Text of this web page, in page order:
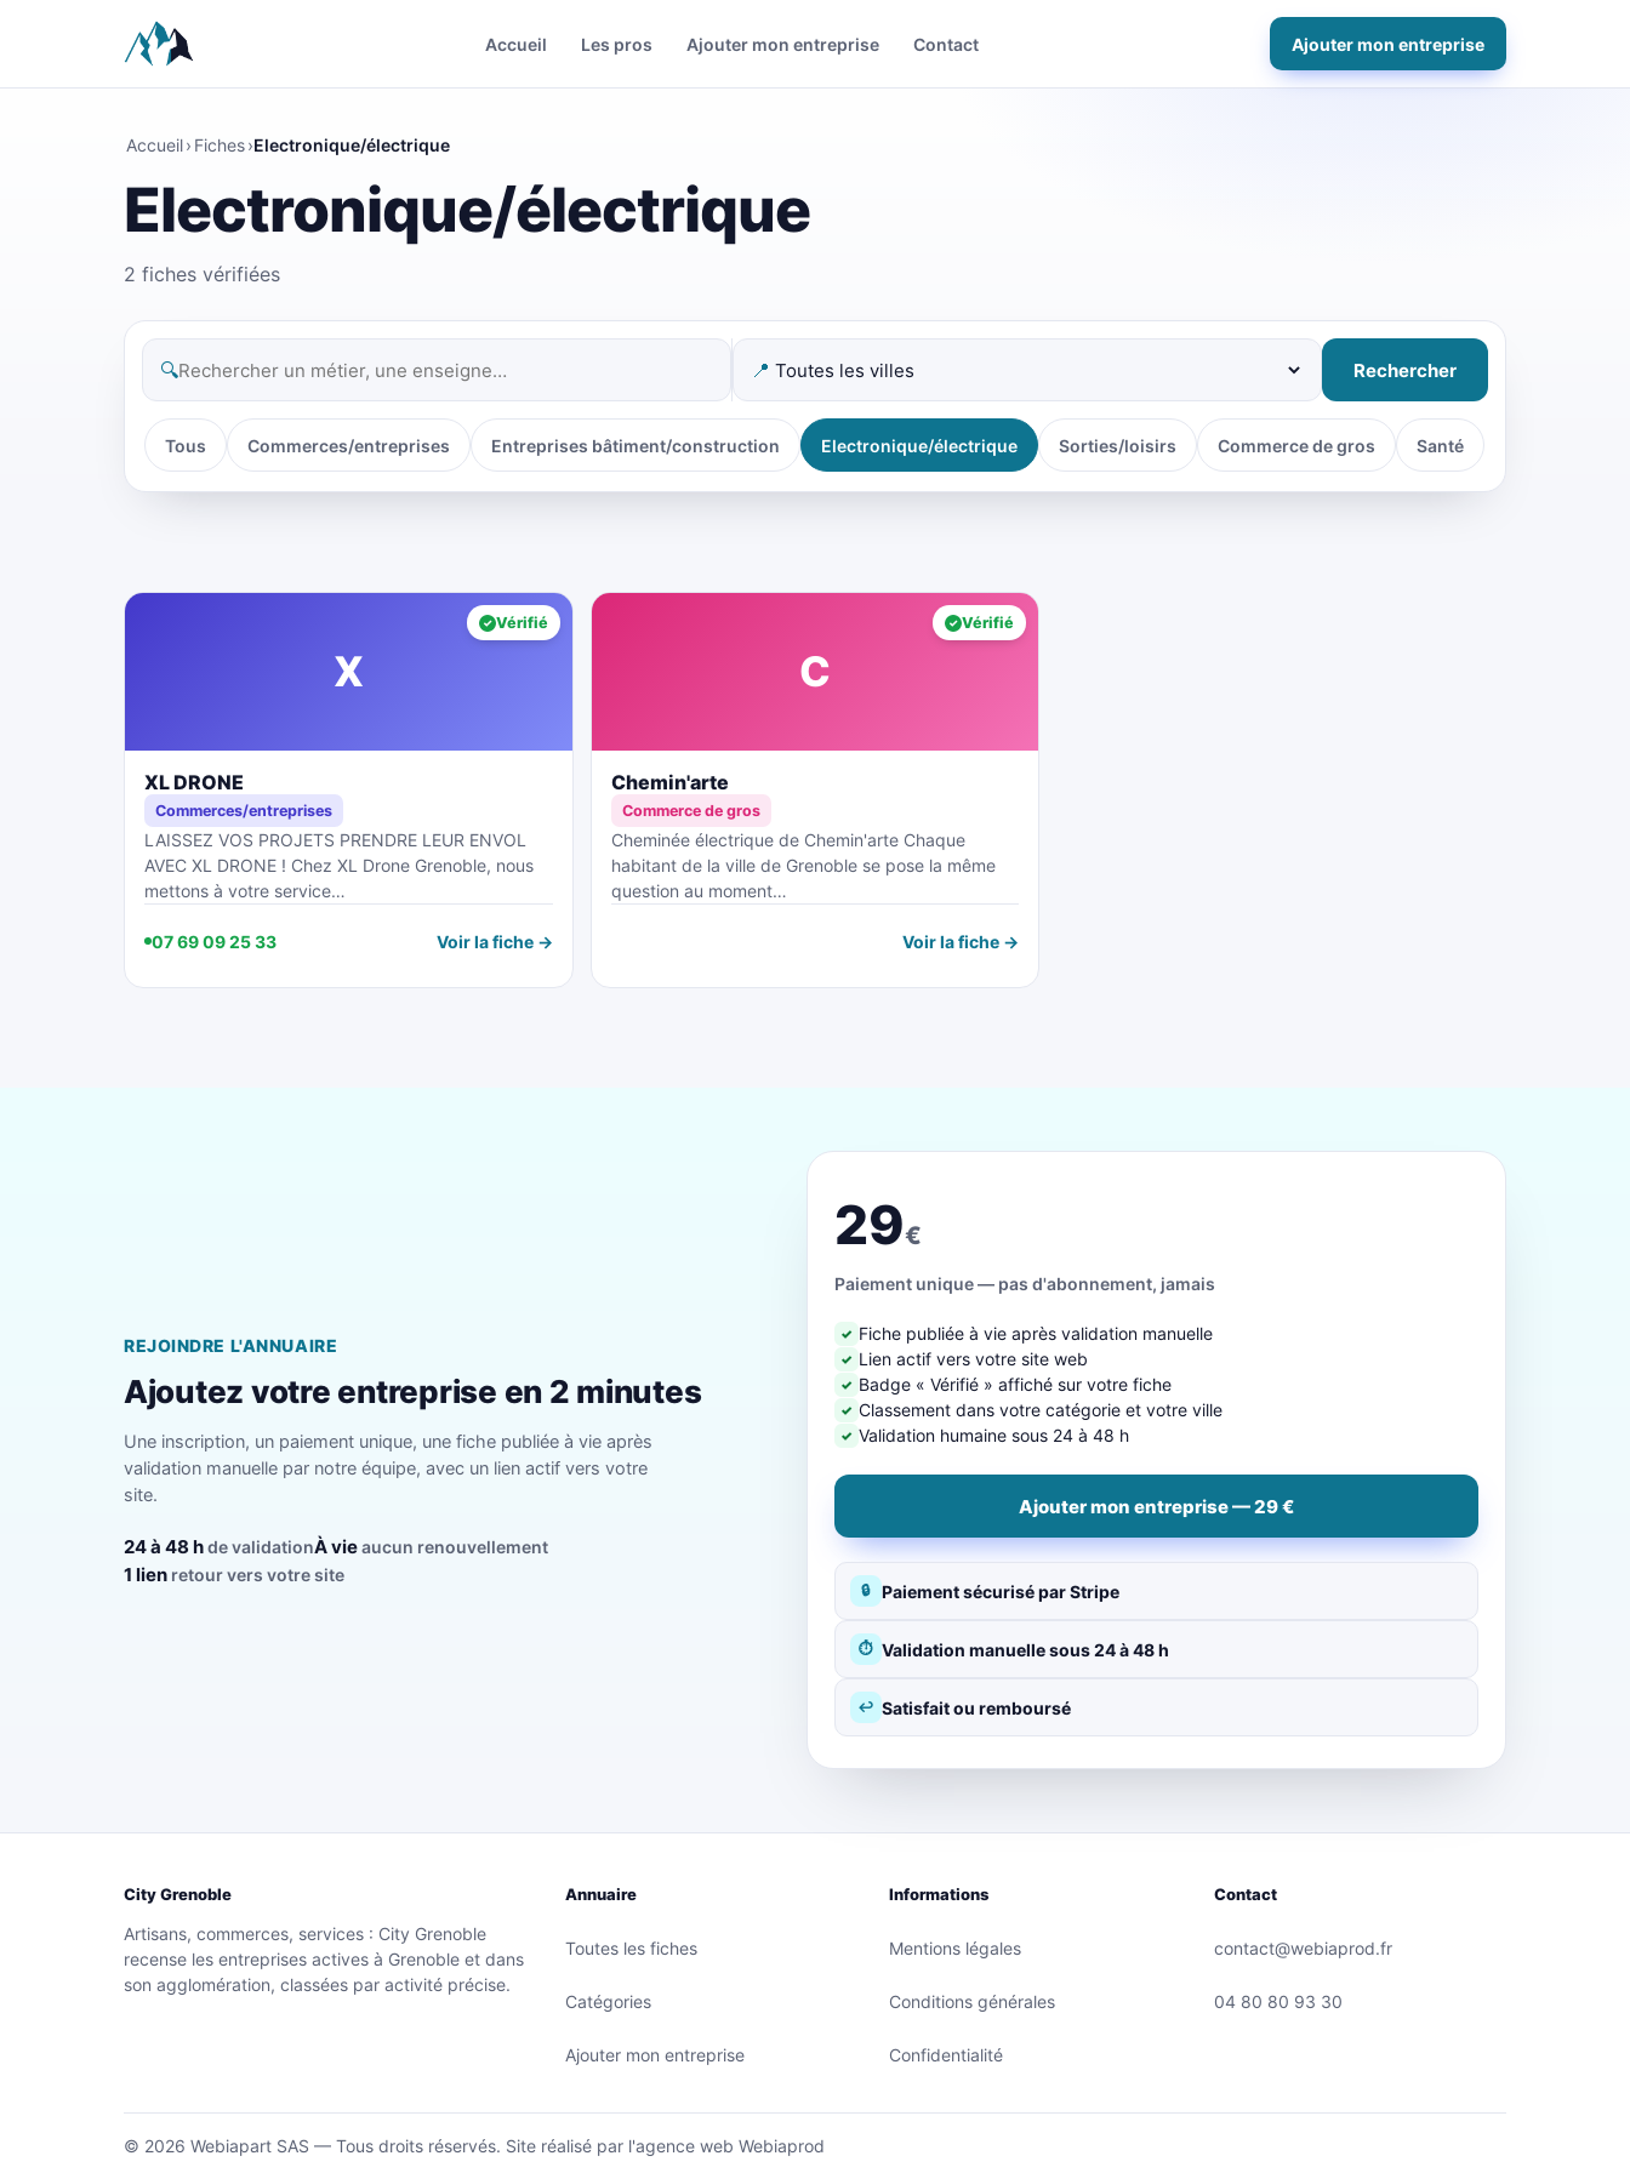
Accueil Les pros Ajouter mon entreprise Contact Ajouter mon entreprise
Accueil› Fiches›Electronique/électrique
Electronique/électrique
2 fiches vérifiées
🔍 📍 Rechercher
Tous Commerces/entreprises Entreprises bâtiment/construction Electronique/électrique Sorties/loisirs Commerce de gros Santé
X
Vérifié
XL DRONE
Commerces/entreprises
LAISSEZ VOS PROJETS PRENDRE LEUR ENVOL
AVEC XL DRONE ! Chez XL Drone Grenoble, nous
mettons à votre service…
07 69 09 25 33 Voir la fiche →
C
Vérifié
Chemin'arte
Commerce de gros
Cheminée électrique de Chemin'arte Chaque
habitant de la ville de Grenoble se pose la même
question au moment…
Voir la fiche →
REJOINDRE L'ANNUAIRE
Ajoutez votre entreprise en 2 minutes
Une inscription, un paiement unique, une fiche publiée à vie après
validation manuelle par notre équipe, avec un lien actif vers votre
site.
24 à 48 hde validationÀ vieaucun renouvellement
1 lien retour vers votre site
29€
Paiement unique — pas d'abonnement, jamais
✓ Fiche publiée à vie après validation manuelle
✓ Lien actif vers votre site web
✓ Badge « Vérifié » affiché sur votre fiche
✓ Classement dans votre catégorie et votre ville
✓ Validation humaine sous 24 à 48 h
Ajouter mon entreprise — 29 €
🔒 Paiement sécurisé par Stripe
⏱ Validation manuelle sous 24 à 48 h
↩ Satisfait ou remboursé
City Grenoble
Artisans, commerces, services : City Grenoble
recense les entreprises actives à Grenoble et dans
son agglomération, classées par activité précise.
Annuaire
Toutes les fiches
Catégories
Ajouter mon entreprise
Informations
Mentions légales
Conditions générales
Confidentialité
Contact
contact@webiaprod.fr
04 80 80 93 30
© 2026 Webiapart SAS — Tous droits réservés. Site réalisé par l'agence web Webiaprod